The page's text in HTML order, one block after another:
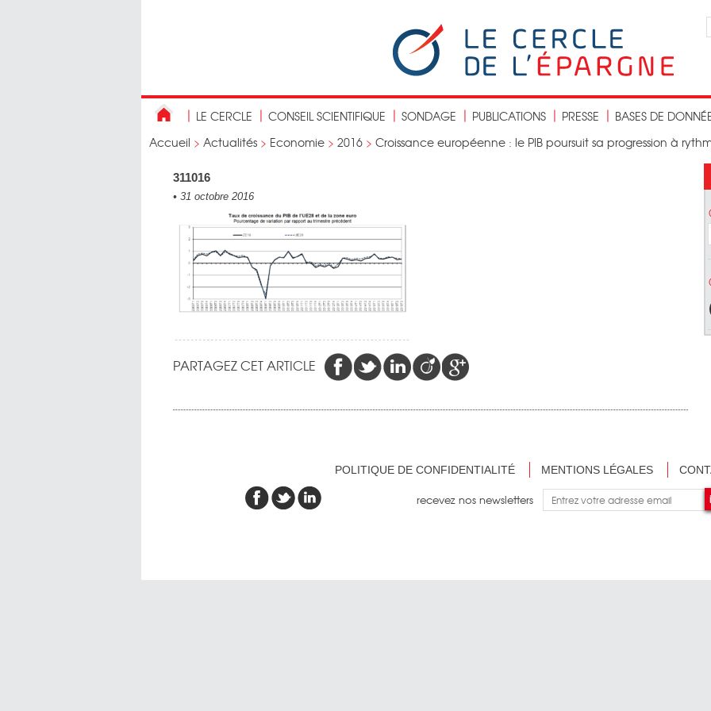
LE CERCLE CONSEIL SCIENTIFIQUE SONDAGE PUBLICATIONS PRESSE
BASES DE
Accueil > Actualités > Economie > 2016 > Croissance européenne : le PIB poursuit sa progression à
311016
• 31 octobre 2016
PARTAGEZ CET ARTICLE
POLITIQUE DE CONFIDENTIALITÉ MENTIONS LÉGALES
recevez nos newsletters